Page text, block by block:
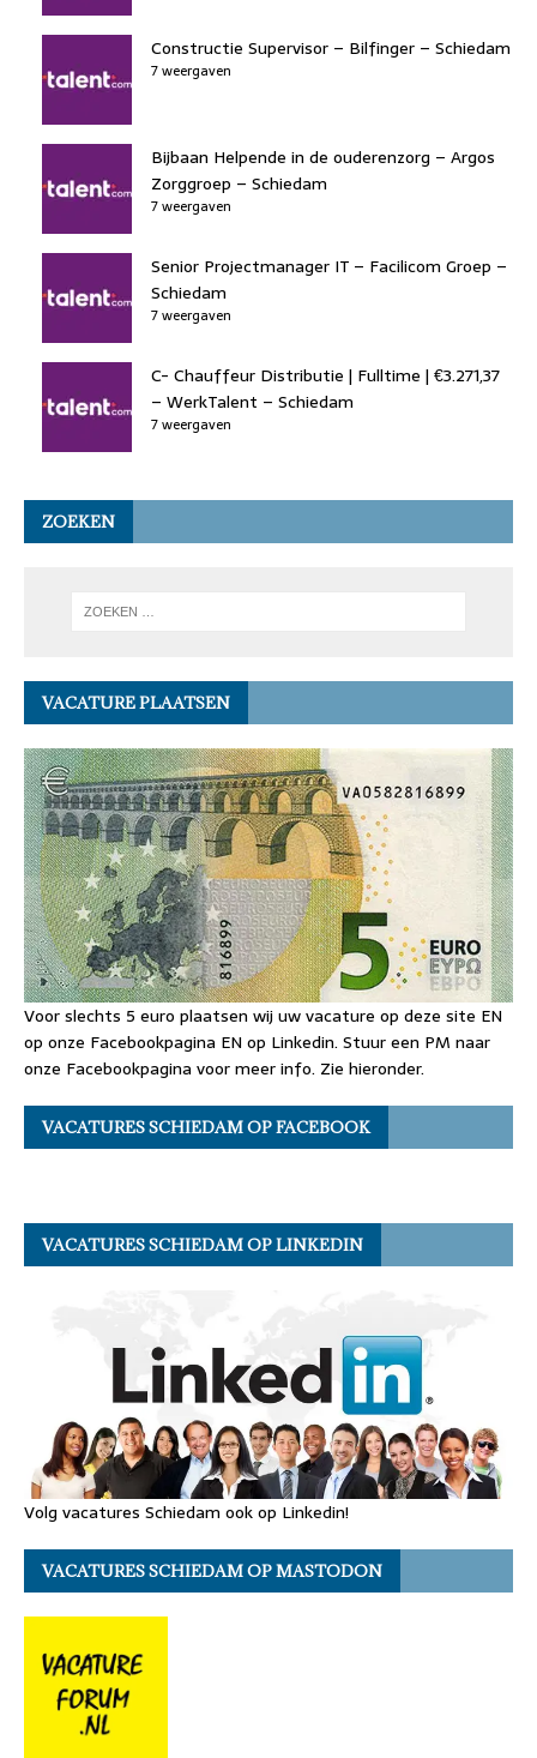
Constructie Supervisor – Bilfinger – Schiedam
7 weergaven
Bijbaan Helpende in de ouderenzorg – Argos
Zorggroep – Schiedam
7 weergaven
Senior Projectmanager IT – Facilicom Groep –
Schiedam
7 weergaven
C- Chauffeur Distributie | Fulltime | €3.271,37
– WerkTalent – Schiedam
7 weergaven
ZOEKEN
VACATURE PLAATSEN
Voor slechts 5 euro plaatsen wij uw vacature op deze site EN
op onze Facebookpagina EN op Linkedin. Stuur een PM naar
onze Facebookpagina voor meer info. Zie hieronder.
VACATURES SCHIEDAM OP FACEBOOK
VACATURES SCHIEDAM OP LINKEDIN
Volg vacatures Schiedam ook op Linkedin!
VACATURES SCHIEDAM OP MASTODON